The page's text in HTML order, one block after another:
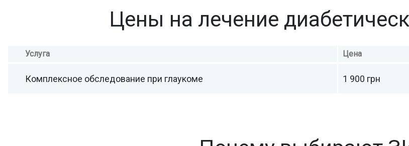
Цены на лечение
Услуга Цена
Комплексное обследование при глаукоме 1 900 грн